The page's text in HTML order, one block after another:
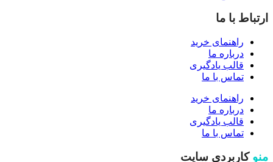
ارتباط با ما
راهنمای خرید
درباره ما
قالب یادگیری
تماس با ما
راهنمای خرید
درباره ما
قالب یادگیری
تماس با ما
منو کاربردی سایت